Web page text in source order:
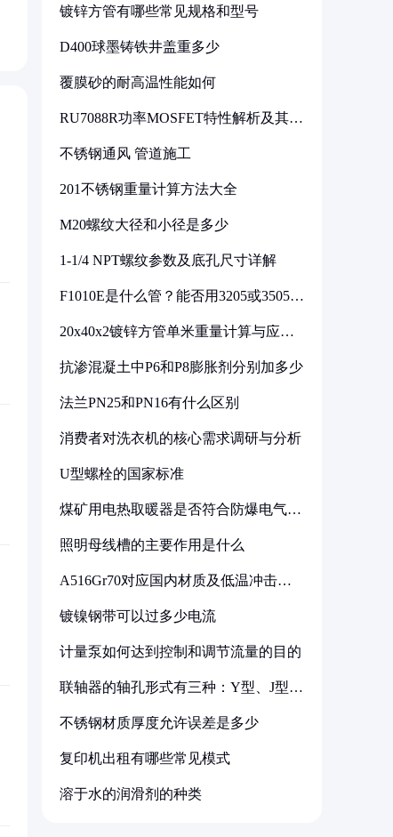
镀锌方管有哪些常见规格和型号
D400球墨铸铁井盖重多少
覆膜砂的耐高温性能如何
RU7088R功率MOSFET特性解析及其在
不锈钢通风 管道施工
201不锈钢重量计算方法大全
M20螺纹大径和小径是多少
1-1/4 NPT螺纹参数及底孔尺寸详解
F1010E是什么管？能否用3205或3505代
20x40x2镀锌方管单米重量计算与应用
抗渗混凝土中P6和P8膨胀剂分别加多少
法兰PN25和PN16有什么区别
消费者对洗衣机的核心需求调研与分析
U型螺栓的国家标准
煤矿用电热取暖器是否符合防爆电气设
照明母线槽的主要作用是什么
A516Gr70对应国内材质及低温冲击要
镀镍钢带可以过多少电流
计量泵如何达到控制和调节流量的目的
联轴器的轴孔形式有三种：Y型、J型、
不锈钢材质厚度允许误差是多少
复印机出租有哪些常见模式
溶于水的润滑剂的种类